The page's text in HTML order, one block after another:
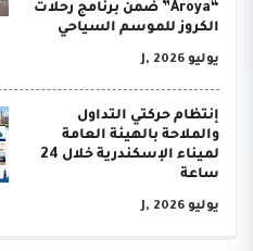
“Aroya” ضمن برنامج رحلات
الكروز للموسم السياحي
يوليو J, 2026
إنتظام حركتي التداول
والملاحة بالهيئة العامة
لميناء الإسكندرية خلال 24
ساعة
يوليو J, 2026